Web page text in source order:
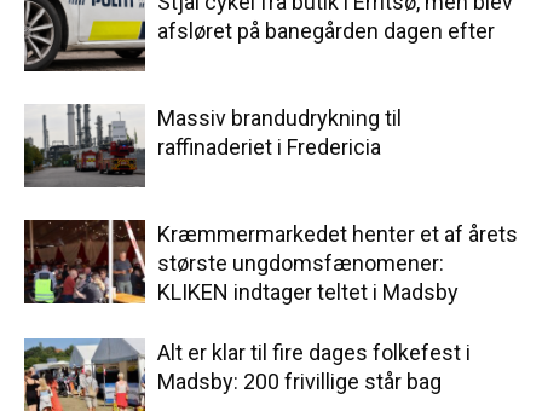
afsløret på banegården dagen efter
Massiv brandudrykning til
raffinaderiet i Fredericia
Kræmmermarkedet henter et af årets
største ungdomsfænomener:
KLIKEN indtager teltet i Madsby
Alt er klar til fire dages folkefest i
Madsby: 200 frivillige står bag